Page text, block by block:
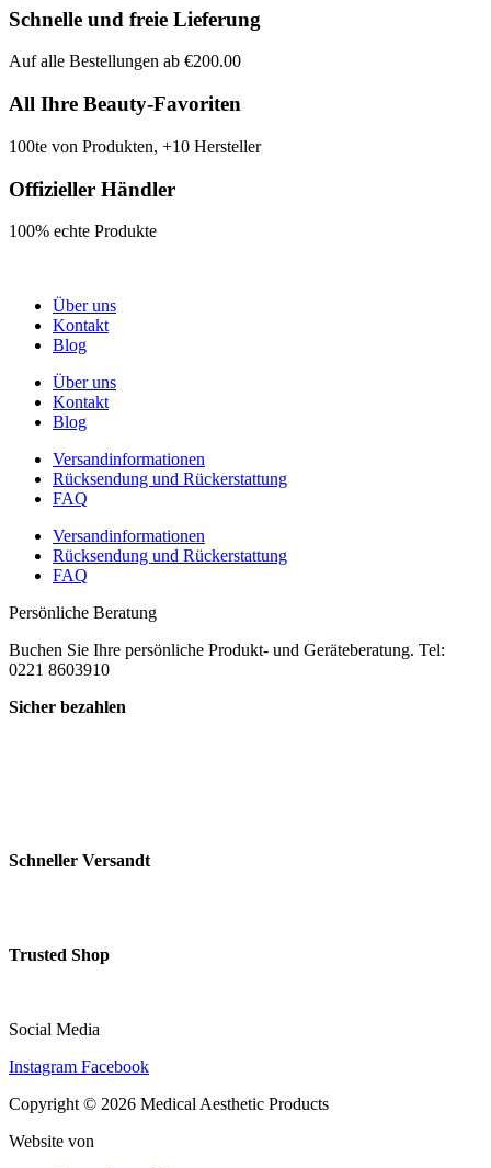
Schnelle und freie Lieferung
Auf alle Bestellungen ab €200.00
All Ihre Beauty-Favoriten
100te von Produkten, +10 Hersteller
Offizieller Händler
100% echte Produkte
Über uns
Kontakt
Blog
Über uns
Kontakt
Blog
Versandinformationen
Rücksendung und Rückerstattung
FAQ
Versandinformationen
Rücksendung und Rückerstattung
FAQ
Persönliche Beratung
Buchen Sie Ihre persönliche Produkt- und Geräteberatung. Tel:
0221 8603910
Sicher bezahlen
Schneller Versandt
Trusted Shop
Social Media
Instagram Facebook
Copyright © 2026 Medical Aesthetic Products
Website von